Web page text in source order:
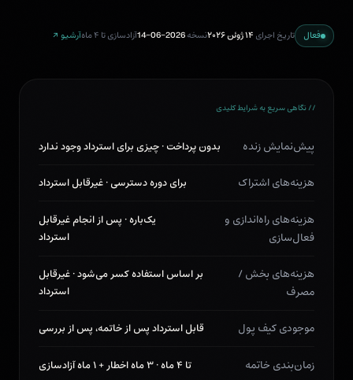
فعال تاریخ اجرای ۱۴ ژوئن ۲۰۲۶ نسخه2026-06-14 آزادسازی تا ۴ ماه آرشیو ↗
// نگاهی سریع به شرایط کلیدی
پیش‌نمایش زنده بدون پرداخت · چیزی برای استرداد وجود ندارد
هزینه‌های اشتراک برای دوره دسترسی · غیرقابل استرداد
هزینه‌های راه‌اندازی و
فعال‌سازی
یک‌باره · پس از انجام غیرقابل
استرداد
هزینه‌های بخش /
مصرف
بر اساس استفاده کسر می‌شود · غیرقابل
استرداد
موجودی کیف پول قابل استرداد پس از خاتمه، پس از بررسی
زمان‌بندی خاتمه تا ۴ ماه · ۳ ماه اخطار + ۱ ماه آزادسازی